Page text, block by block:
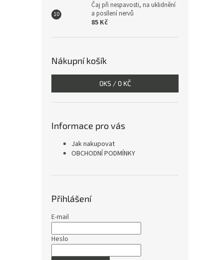
Čaj při nespavosti, na uklidnění
a posílení nervů
85 Kč
Nákupní košík
0KS / 0 KČ
Informace pro vás
Jak nakupovat
OBCHODNÍ PODMÍNKY
Přihlášení
E-mail
Heslo